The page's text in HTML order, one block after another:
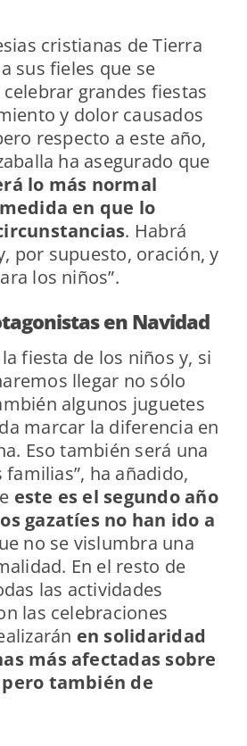
cristianas de Tierra
sus fieles que se
grandes fiestas
y dolor causados
respecto a este año,
ha asegurado que
lo más normal
en que lo
. Habrá
por supuesto, oración, y
los niños”.
en Navidad
fiesta de los niños y, si
llegar no sólo
algunos juguetes
marcar la diferencia en
Eso también será una
ha añadido,
este es el segundo año
gazatíes no han ido a
no se vislumbra una
En el resto de
las actividades
las celebraciones
en solidaridad
más afectadas sobre
también de